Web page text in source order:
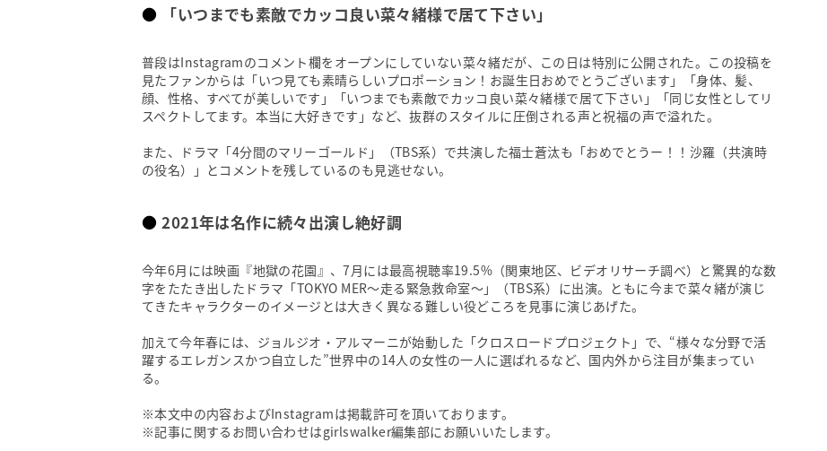
「いつまでも素敵でカッコ良い菜々緒様で居て下さい」
普段はInstagramのコメント欄をオープンにしていない菜々緒だが、この日は特別に公開された。この投稿を
見たファンからは「いつ見ても素晴らしいプロポーション！お誕生日おめでとうございます」「身体、髪、
顔、性格、すべてが美しいです」「いつまでも素敵でカッコ良い菜々緒様で居て下さい」「同じ女性としてリ
スペクトしてます。本当に大好きです」など、抜群のスタイルに圧倒される声と祝福の声で溢れた。
また、ドラマ「4分間のマリーゴールド」（TBS系）で共演した福士蒼汰も「おめでとうー！！沙羅（共演時
の役名）」とコメントを残しているのも見逃せない。
2021年は名作に続々出演し絶好調
今年6月には映画『地獄の花園』、7月には最高視聴率19.5%（関東地区、ビデオリサーチ調べ）と驚異的な数
字をたたき出したドラマ「TOKYO MER～走る緊急救命室～」（TBS系）に出演。ともに今まで菜々緒が演じ
てきたキャラクターのイメージとは大きく異なる難しい役どころを見事に演じあげた。
加えて今年春には、ジョルジオ・アルマーニが始動した「クロスロードプロジェクト」で、“様々な分野で活
躍するエレガンスかつ自立した”世界中の14人の女性の一人に選ばれるなど、国内外から注目が集まってい
る。
※本文中の内容およびInstagramは掲載許可を頂いております。
※記事に関するお問い合わせはgirlswalker編集部にお願いいたします。